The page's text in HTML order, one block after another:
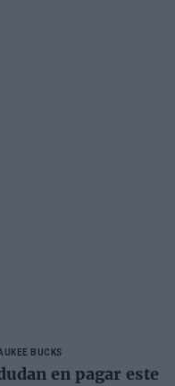
BUCKS
en pagar este